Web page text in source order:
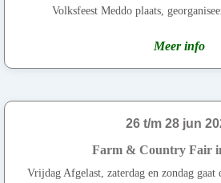
Volksfeest Meddo plaats,
Meer info
26 t/m 28 jun
Farm & Country Fair
Vrijdag Afgelast, zaterdag en zondag